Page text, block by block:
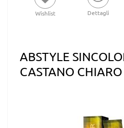
Wishlist Dettagli
ABSTYLE
CASTANO